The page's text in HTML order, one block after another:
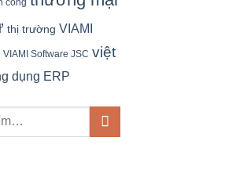
thị trường VIAMI
VIAMI Software JSC việt
dụng ERP